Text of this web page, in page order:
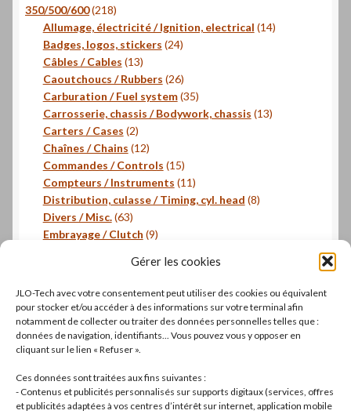
Gérer les cookies
JLO-Tech avec votre consentement peut utiliser des cookies ou équivalent
pour stocker et/ou accéder à des informations sur votre terminal afin
notamment de collecter ou traiter des données personnelles telles que :
données de navigation, identifiants... Vous pouvez vous y opposer en
cliquant sur le lien « Refuser ».
Ces données sont traitées aux fins suivantes :
- Contenus et publicités personnalisés sur supports digitaux (services, offres
et publicités adaptées à vos centres d’intérêt sur internet, application mobile
350/500/600 218218
produits
Allumage, électricité / Ignition, electrical 1414
Badges, logos, stickers 2424
Câbles / Cables 1313
produits
Caoutchoucs / Rubbers 2626
produits
Carburation / Fuel system 3535
produits
Carrosserie, chassis / Bodywork, chassis 1313
Carters / Cases 22
produits
Chaînes / Chains 1212
produits
Commandes / Controls 1515
produits
Compteurs / Instruments 1111
produits
Distribution, culasse / Timing, cyl. head 88
Divers / Misc. 6363
produits
Embrayage / Clutch 99
produits
1818
produits
Pistons, segments / Pistons, rings 3
produits
- Roulements / Bearings 22
produits
Transmission primaire / Primary transmission 11
Transmission secondaire / Secondary transmission
produits
Visserie / Bolts and nuts 88
produits
Litterature / Books 1111